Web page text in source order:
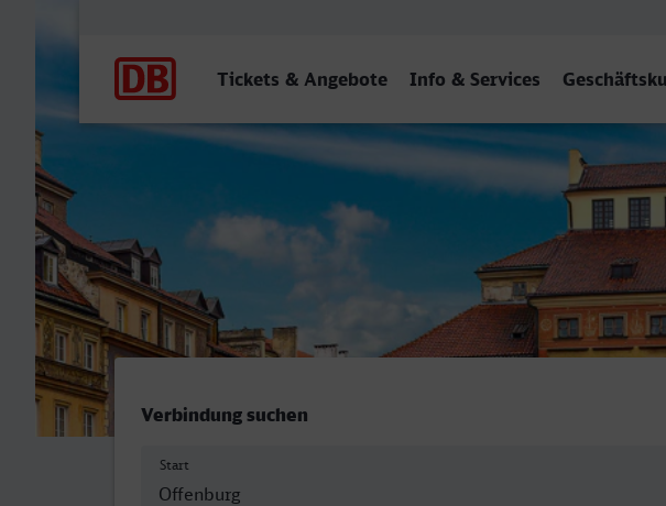
Tickets & Angebote Info & Services
Offenburg - Warszawa Centralna
Verbindung suchen
Start